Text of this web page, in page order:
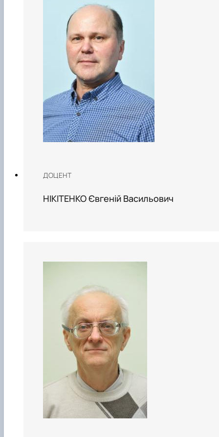
ДОЦЕНТ
НІКІТЕНКО Євгеній Васильович